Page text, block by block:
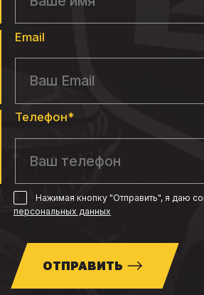
Email
Телефон*
Нажимая кнопку "Отправить", я даю
персональных данных
ОТПРАВИТЬ